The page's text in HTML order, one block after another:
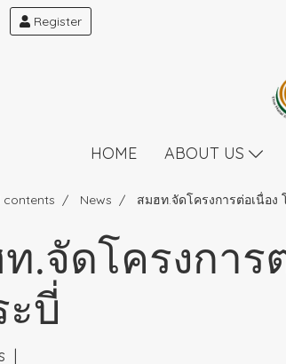
Register
HOME ABOUT US
contents News สมฮท.จัดโครงการต่อเนื่อง
.จัดโครงการ
บี่
|